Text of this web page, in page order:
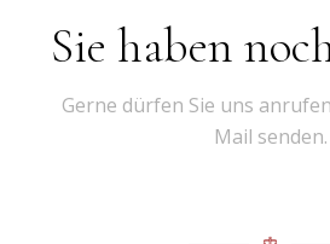
Sie haben
Gerne dürfen Sie uns
Mail senden.